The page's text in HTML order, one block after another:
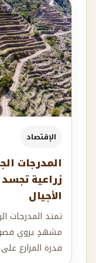
الإقتصاد
المدرجات
زراعية
الأجيال
تمتد المدرجات
مشهدٍ يروي
قدرة المزارع